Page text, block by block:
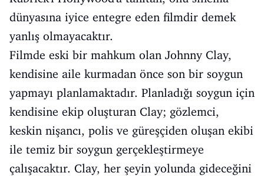
dünyasına iyice entegre eden filmdir demek
yanlış olmayacaktır.
Filmde eski bir mahkum olan Johnny Clay,
kendisine aile kurmadan önce son bir soygun
yapmayı planlamaktadır. Planladığı soygun için
kendisine ekip oluşturan Clay; gözlemci,
keskin nişancı, polis ve güreşçiden oluşan ekibi
ile temiz bir soygun gerçekleştirmeye
çalışacaktır. Clay, her şeyin yolunda gideceğini